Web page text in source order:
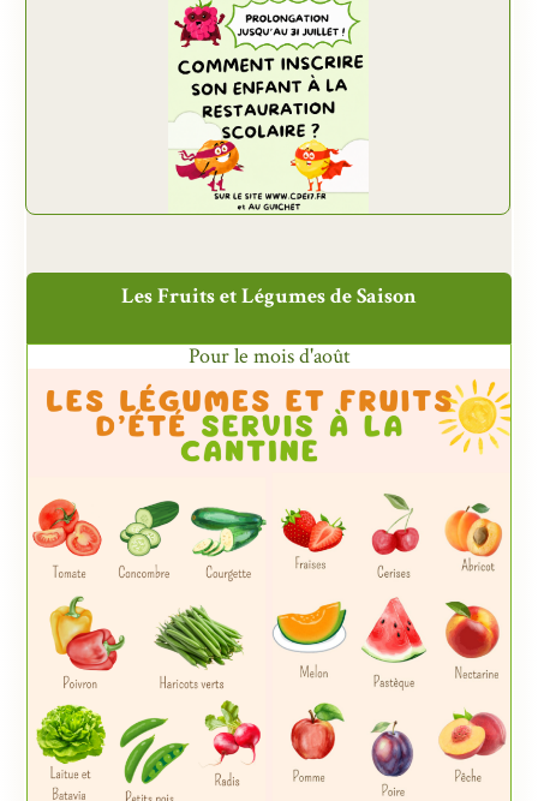
Les Fruits et Légumes de Saison
Pour le mois d'août